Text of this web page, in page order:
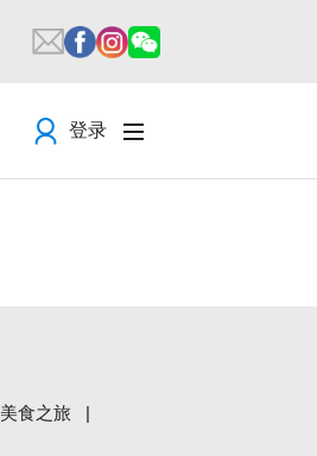
登录
美食之旅